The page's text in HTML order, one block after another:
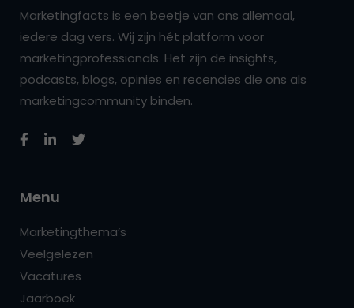
Marketingfacts is een beetje van ons allemaal,
iedere dag vers. Wij zijn hét platform voor
marketingprofessionals. Het zijn de insights,
podcasts, blogs, opinies en recencies die ons als
marketingcommunity binden.
Menu
Marketingthema’s
Veelgelezen
Vacatures
Jaarboek